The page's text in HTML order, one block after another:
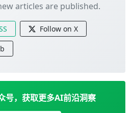
articles are published.
Follow on X
号，获取更多AI前沿洞察